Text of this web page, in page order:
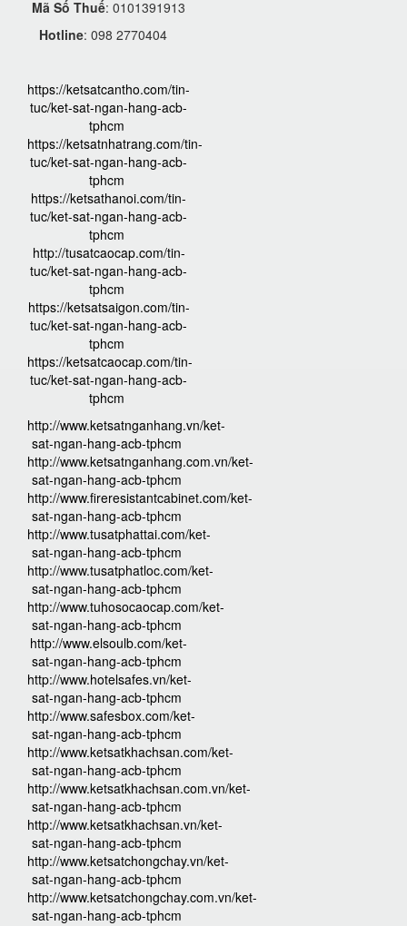
Mã Số Thuế: 0101391913
Hotline: 098 2770404
https://ketsatcantho.com/tin-
tuc/ket-sat-ngan-hang-acb-
tphcm
https://ketsatnhatrang.com/tin-
tuc/ket-sat-ngan-hang-acb-
tphcm
https://ketsathanoi.com/tin-
tuc/ket-sat-ngan-hang-acb-
tphcm
http://tusatcaocap.com/tin-
tuc/ket-sat-ngan-hang-acb-
tphcm
https://ketsatsaigon.com/tin-
tuc/ket-sat-ngan-hang-acb-
tphcm
https://ketsatcaocap.com/tin-
tuc/ket-sat-ngan-hang-acb-
tphcm
http://www.ketsatnganhang.vn/ket-
sat-ngan-hang-acb-tphcm
http://www.ketsatnganhang.com.vn/ket-
sat-ngan-hang-acb-tphcm
http://www.fireresistantcabinet.com/ket-
sat-ngan-hang-acb-tphcm
http://www.tusatphattai.com/ket-
sat-ngan-hang-acb-tphcm
http://www.tusatphatloc.com/ket-
sat-ngan-hang-acb-tphcm
http://www.tuhosocaocap.com/ket-
sat-ngan-hang-acb-tphcm
http://www.elsoulb.com/ket-
sat-ngan-hang-acb-tphcm
http://www.hotelsafes.vn/ket-
sat-ngan-hang-acb-tphcm
http://www.safesbox.com/ket-
sat-ngan-hang-acb-tphcm
http://www.ketsatkhachsan.com/ket-
sat-ngan-hang-acb-tphcm
http://www.ketsatkhachsan.com.vn/ket-
sat-ngan-hang-acb-tphcm
http://www.ketsatkhachsan.vn/ket-
sat-ngan-hang-acb-tphcm
http://www.ketsatchongchay.vn/ket-
sat-ngan-hang-acb-tphcm
http://www.ketsatchongchay.com.vn/ket-
sat-ngan-hang-acb-tphcm